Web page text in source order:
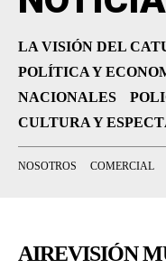
LA VISIÓN DEL
POLÍTICA Y
NACIONALES
CULTURA Y
NOSOTROS COMERCIAL
AIREVISIÓN